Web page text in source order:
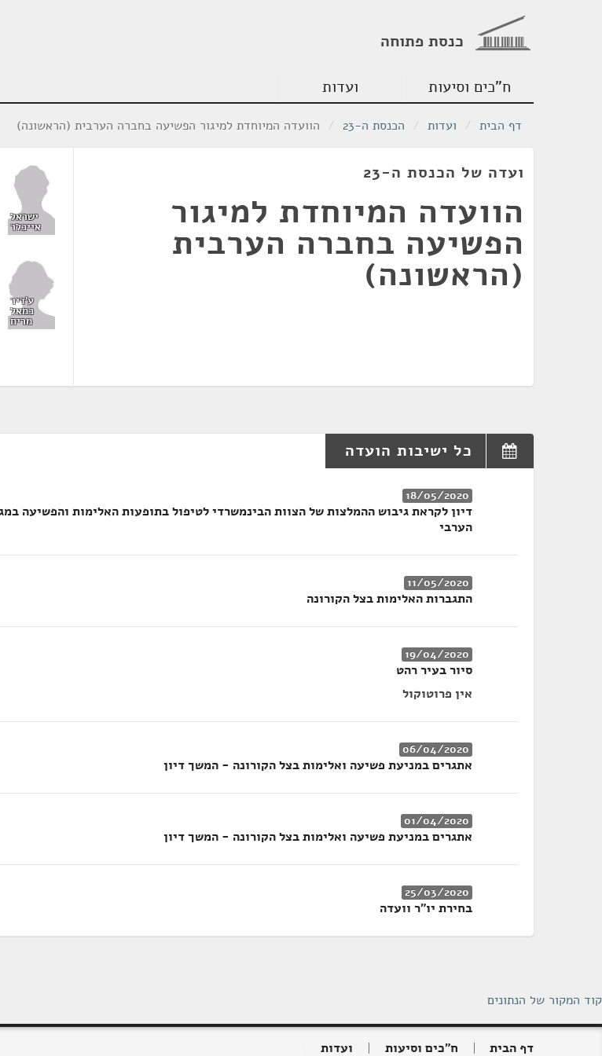
כנסת פתוחה
ח"כים וסיעות ועדות
דף הבית / ועדות / הכנסת ה-23 / הוועדה המיוחדת למיגור הפשיעה בחברה הערבית (הראשונה)
ועדה של הכנסת ה-23
הוועדה המיוחדת למיגור
הפשיעה בחברה הערבית
(הראשונה)
ישראל
אייכלר
ע'דיר
כמאל
מריח
כל ישיבות הועדה
18/05/2020
דיון לקראת גיבוש ההמלצות של הצוות הבינמשרדי לטיפול בתופעות האלימות והפשיעה
הערבי
11/05/2020
התגברות האלימות בצל הקורונה
19/04/2020
סיור בעיר רהט
אין פרוטוקול
06/04/2020
אתגרים במניעת פשיעה ואלימות בצל הקורונה - המשך דיון
01/04/2020
אתגרים במניעת פשיעה ואלימות בצל הקורונה - המשך דיון
25/03/2020
בחירת יו"ר וועדה
קוד המקור של הנתונים
דף הבית ח"כים וסיעות ועדות